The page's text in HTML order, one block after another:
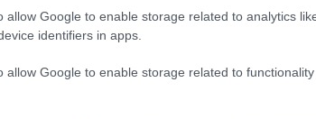
allow Google to enable storage related to analytics
identifiers in apps.
allow Google to enable storage related to